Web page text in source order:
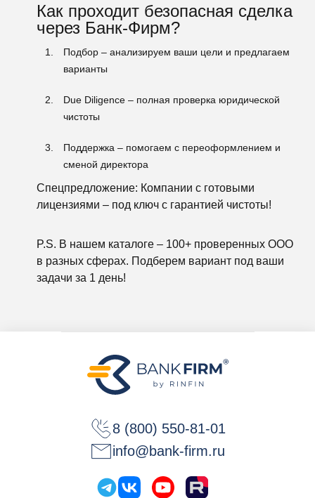
Как проходит безопасная сделка
через Банк-Фирм?
Подбор – анализируем ваши цели и предлагаем
варианты
Due Diligence – полная проверка юридической
чистоты
Поддержка – помогаем с переоформлением и
сменой директора
Спецпредложение: Компании с готовыми
лицензиями – под ключ с гарантией чистоты!
P.S. В нашем каталоге – 100+ проверенных ООО
в разных сферах. Подберем вариант под ваши
задачи за 1 день!
8 (800) 550-81-01
info@bank-firm.ru